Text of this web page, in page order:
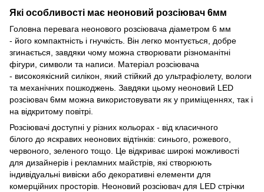
Які особливості має неоновий розсіювач 6мм
Головна перевага неонового розсіювача діаметром 6 мм
- його компактність і гнучкість. Він легко монтується, добре
згинається, завдяки чому можна створювати різноманітні
фігури, символи та написи. Матеріал розсіювача
- високоякісний силікон, який стійкий до ультрафіолету, вологи
та механічних пошкоджень. Завдяки цьому неоновий LED
розсіювач 6мм можна використовувати як у приміщеннях, так і
на відкритому повітрі.
Розсіювачі доступні у різних кольорах - від класичного
білого до яскравих неонових відтінків: синього, рожевого,
червоного, зеленого тощо. Це відкриває широкі можливості
для дизайнерів і рекламних майстрів, які створюють
індивідуальні вивіски або декоративні елементи для
комерційних просторів. Неоновий розсіювач для LED стрічки